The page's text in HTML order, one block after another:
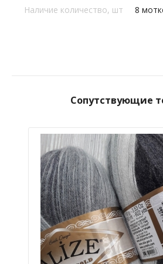
Наличие количество, шт
8
Сопутствующие